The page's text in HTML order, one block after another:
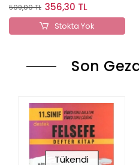
509,00 TL 356,30 TL
Stokta Yok
Son
Tükendi